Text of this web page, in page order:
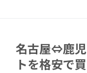
名古屋⇔鹿
トを格安で